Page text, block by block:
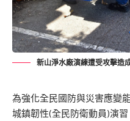
新山淨水廠演練遭受攻擊造
為強化全民國防與災害應變
城鎮韌性(全民防衛動員)演